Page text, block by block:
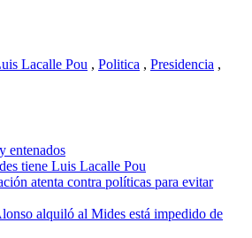
Lacalle Pou , Politica , Presidencia ,
entenados
tiene Luis Lacalle Pou
atenta contra políticas para evitar
alquiló al Mides está impedido de